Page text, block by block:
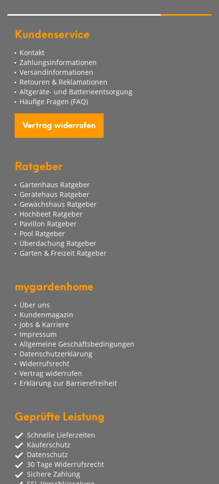
Kundenservice
Kontakt
Zahlungsinformationen
Versandinformationen
Retouren & Reklamationen
Altgeräte- und Batterieentsorgung
Häufige Fragen (FAQ)
Vertrag widerrufen
Ratgeber
Gartenhaus Ratgeber
Gerätehaus Ratgeber
Gewächshaus Ratgeber
Hochbeet Ratgeber
Pavillon Ratgeber
Pool Ratgeber
Überdachung Ratgeber
Garten & Freizeit Ratgeber
mygardenhome
Über uns
Kundenmagazin
Jobs & Karriere
Impressum
Allgemeine Geschäftsbedingungen
Datenschutzerklärung
Widerrufsrecht
Vertrag widerrufen
Erklärung zur Barrierefreiheit
Geprüfte Leistung
Schnelle Lieferzeiten
Käuferschutz
Datenschutz
30 Tage Widerrufsrecht
Sichere Zahlung